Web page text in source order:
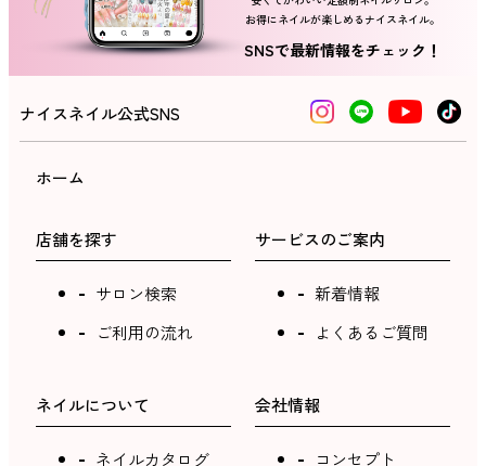
ネイルスクール
お得にネイルが楽しめるナイスネイル。
SNSで最新情報をチェック！
ナイスネイル公式SNS
ホーム
店舗を探す
サロン検索
ご利用の流れ
サービスのご案内
新着情報
よくあるご質問
ネイルについて
ネイルカタログ
会社情報
コンセプト